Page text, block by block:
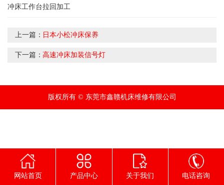
冲床工作台拉回加工
上一篇： 日本小松冲床保养
下一篇：高速冲床加装信号灯
版权所有 © 东莞市鑫赣机床维修有限公司
网站首页 产品中心 关于我们 电话咨询